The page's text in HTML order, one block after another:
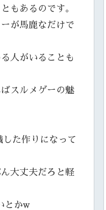
もあるのです。
が馬鹿なだけで
人がいることも
スルメゲーの魅
た作りになって
大丈夫だろと軽
とかw